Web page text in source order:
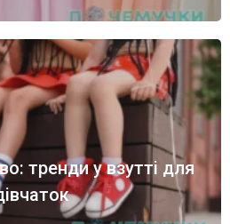
тренди у взутті для